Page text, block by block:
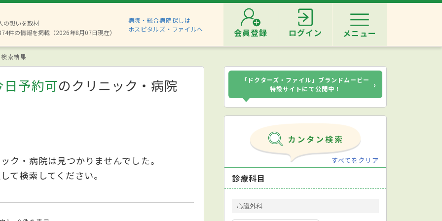
の想いを取材
件の情報を掲載（2026年8月07日現在）
病院・総合病院探しは
ホスピタルズ・ファイルへ
会員登録 ログイン メニュー
索結果
予約可のクリニック・病院
ク・病院は見つかりませんでした。
て検索してください。
「ドクターズ・ファイル」ブランドムービー
特設サイトにて公開中！
›
すべてをクリア
診療科目
心臓外科